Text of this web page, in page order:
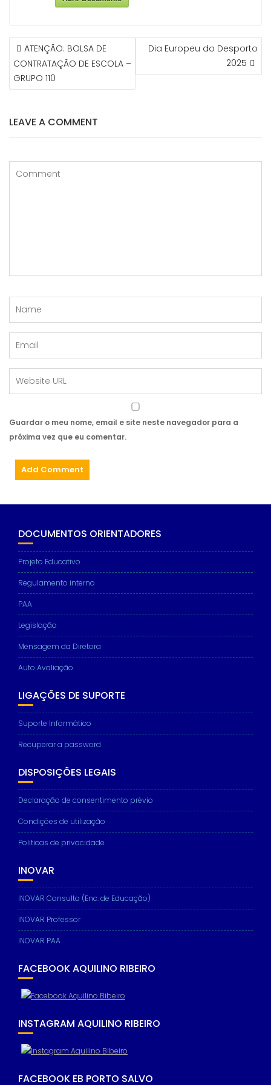
NAVEGAÇÃO
DE
ARTIGOS
ATENÇÃO: BOLSA DE
CONTRATAÇÃO DE ESCOLA –
GRUPO 110
Dia Europeu do Desporto
2025
LEAVE A COMMENT
Guardar o meu nome, email e site neste navegador para a
próxima vez que eu comentar.
DOCUMENTOS ORIENTADORES
Projeto Educativo
Regulamento interno
PAA
Legislação
Mensagem da Diretora
Auto Avaliação
LIGAÇÕES DE SUPORTE
Suporte Informático
Recuperar a password
DISPOSIÇÕES LEGAIS
Declaração de consentimento prévio
Condições de utilização
Politicas de privacidade
INOVAR
INOVAR Consulta (Enc. de Educação)
INOVAR Professor
INOVAR PAA
FACEBOOK AQUILINO RIBEIRO
INSTAGRAM AQUILINO RIBEIRO
FACEBOOK EB PORTO SALVO
Necessary
cookies are
optional.
They are
needed for
Statistics
us to
improve the
website's
functionality
structure,